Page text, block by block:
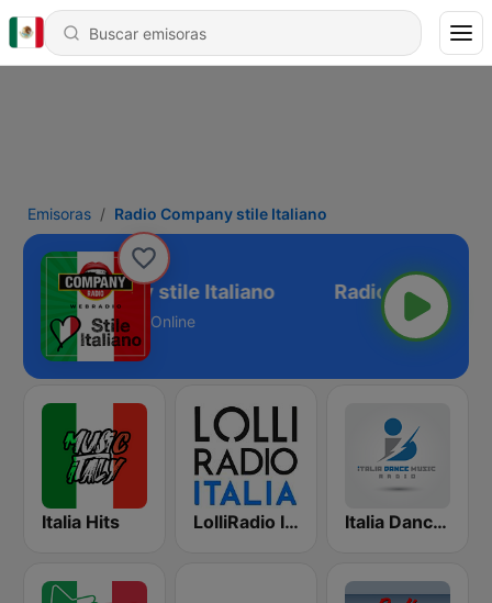
Emisoras Radio Company stile Italiano
Radio Company stile Italiano
Online
Italia Hits LolliRadio Italia Italia Dance Music